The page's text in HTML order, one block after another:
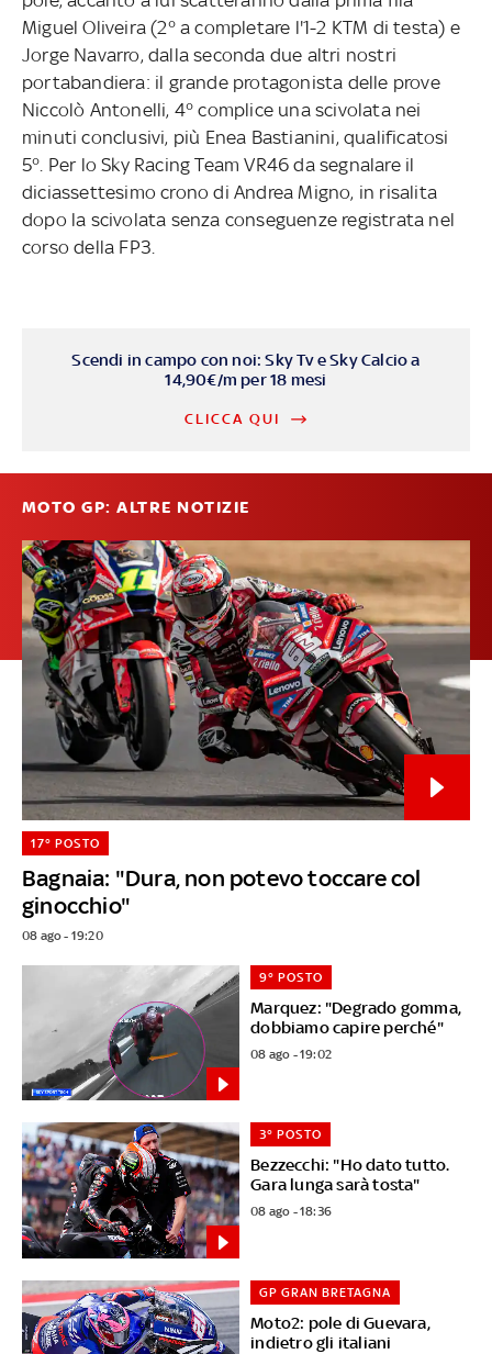
Miguel Oliveira (2° a completare l'1-2 KTM di testa) e
Jorge Navarro, dalla seconda due altri nostri
portabandiera: il grande protagonista delle prove
Niccolò Antonelli, 4° complice una scivolata nei
minuti conclusivi, più Enea Bastianini, qualificatosi
5°. Per lo Sky Racing Team VR46 da segnalare il
diciassettesimo crono di Andrea Migno, in risalita
dopo la scivolata senza conseguenze registrata nel
corso della FP3.
Scendi in campo con noi: Sky Tv e Sky Calcio a
14,90€/m per 18 mesi
CLICCA QUI
MOTO GP: ALTRE NOTIZIE
Bagnaia: "Dura, non potevo toccare col
ginocchio"
17° POSTO
08 ago - 19:20
Marquez: "Degrado gomma,
dobbiamo capire perché"
9° POSTO
08 ago - 19:02
Bezzecchi: "Ho dato tutto.
Gara lunga sarà tosta"
3° POSTO
08 ago - 18:36
Moto2: pole di Guevara,
indietro gli italiani
GP GRAN BRETAGNA